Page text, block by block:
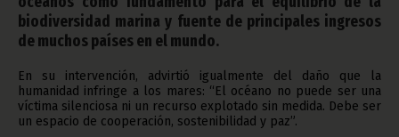
biodiversidad marina y fuente de principales ingresos
de muchos países en el mundo.
En su intervención, advirtió igualmente del daño que la
humanidad infringe a los mares: “El océano no puede ser una
víctima silenciosa ni un recurso explotado sin medida. Debe ser
un espacio de cooperación, sostenibilidad y paz”.